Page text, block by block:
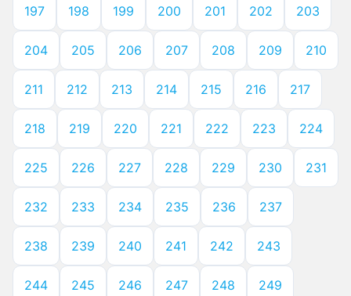
197 198 199 200 201 202 203
204 205 206 207 208 209 210
211 212 213 214 215 216 217
218 219 220 221 222 223 224
225 226 227 228 229 230 231
232 233 234 235 236 237
238 239 240 241 242 243
244 245 246 247 248 249